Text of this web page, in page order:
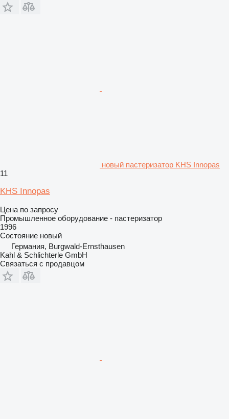
новый пастеризатор KHS Innopas
11
KHS Innopas
Цена по запросу
Промышленное оборудование - пастеризатор
1996
Состояние новый
Германия, Burgwald-Ernsthausen
Kahl & Schlichterle GmbH
Связаться с продавцом